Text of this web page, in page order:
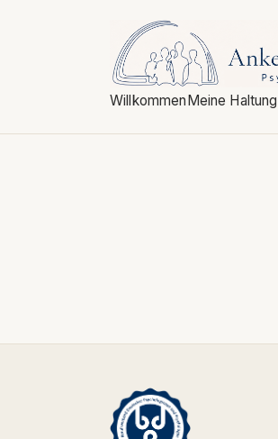
Willkommen Meine Haltung